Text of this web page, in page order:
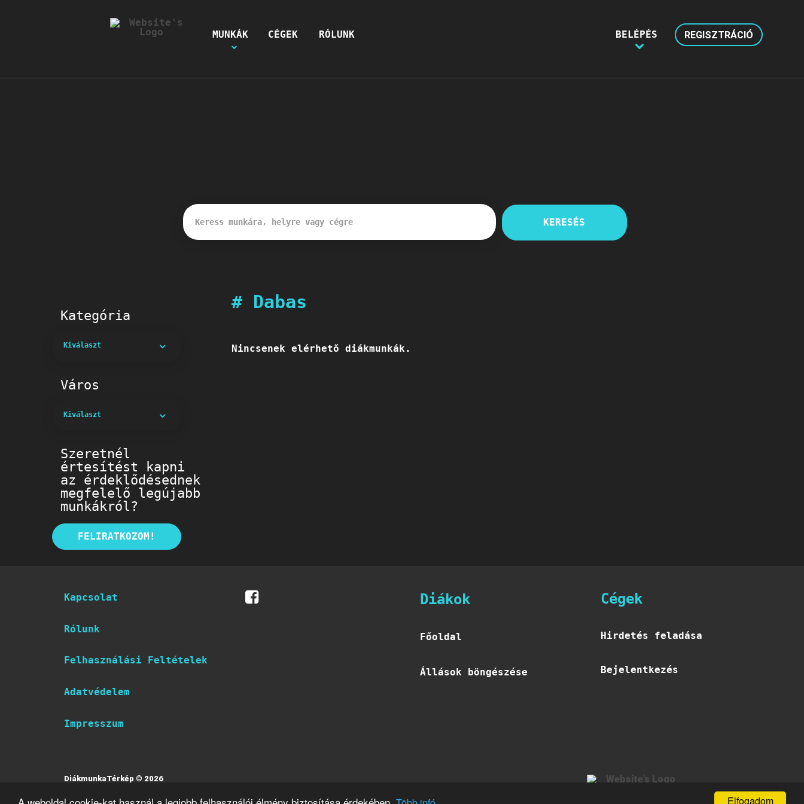
Elfogadom
MUNKÁK CÉGEK RÓLUNK REGISZTRÁCIÓ
BELÉPÉS
KERESÉS
Kategória
Kiválaszt
Város
Kiválaszt
Szeretnél
értesítést kapni
az érdeklődésednek
megfelelő legújabb
munkákról?
FELIRATKOZOM!
# Dabas
Nincsenek elérhető diákmunkák.
Kapcsolat
Rólunk
Felhasználási Feltételek
Adatvédelem
Impresszum
Diákok
Főoldal
Állások böngészése
Cégek
Hirdetés feladása
Bejelentkezés
DiákmunkaTérkép © 2026